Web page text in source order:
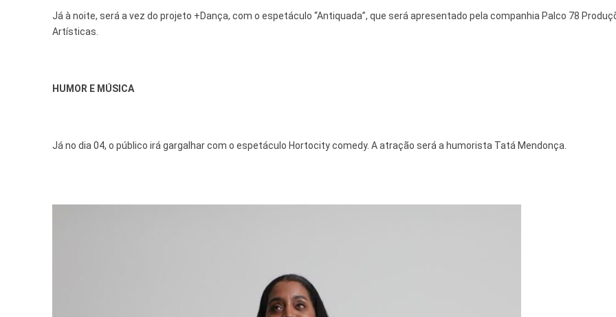
Já à noite, será a vez do projeto +Dança, com o espetáculo “Antiquada”, que será apresentado pela companhia Palco 78
Artísticas.
HUMOR E MÚSICA
Já no dia 04, o público irá gargalhar com o espetáculo Hortocity comedy. A atração será a humorista Tatá Mendonça.